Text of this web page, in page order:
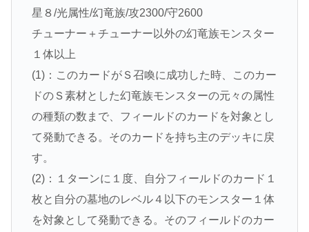
星８/光属性/幻竜族/攻2300/守2600
チューナー＋チューナー以外の幻竜族モンスター
１体以上
(1)：このカードがＳ召喚に成功した時、このカー
ドのＳ素材とした幻竜族モンスターの元々の属性
の種類の数まで、フィールドのカードを対象とし
て発動できる。そのカードを持ち主のデッキに戻
す。
(2)：１ターンに１度、自分フィールドのカード１
枚と自分の墓地のレベル４以下のモンスター１体
を対象として発動できる。そのフィールドのカー